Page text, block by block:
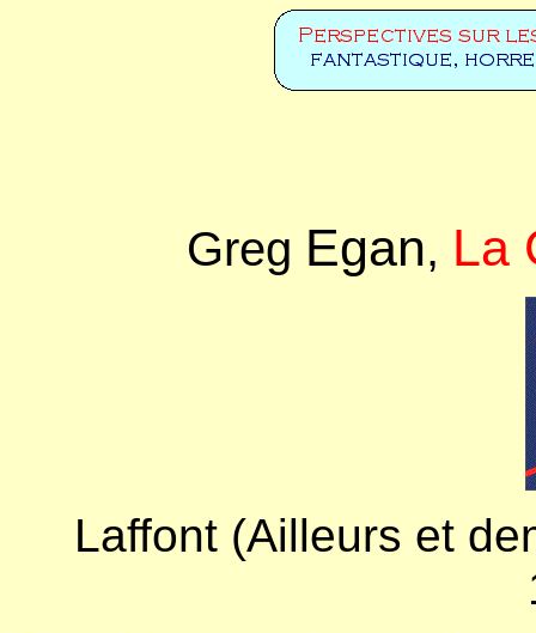
Greg Egan, La
Laffont (Ailleurs et